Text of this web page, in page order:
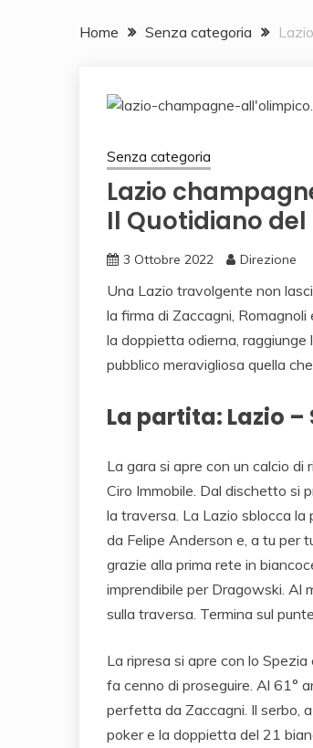
Home Senza categoria
Senza categoria
Lazio
Il Quotidiano del
3 Ottobre 2022 Direzione
Una Lazio travolgente non
la firma di Zaccagni,
la doppietta odierna,
pubblico meravigliosa quella
La partita: Lazio –
La gara si apre con un calcio
Ciro Immobile. Dal dischetto si
la traversa. La Lazio sblocca
da Felipe Anderson e, a tu per
grazie alla prima rete in
imprendibile per Dragowski. Al
sulla traversa. Termina sul
La ripresa si apre con lo Spezia
fa cenno di proseguire. Al 61°
perfetta da Zaccagni. Il serbo,
poker e la doppietta del 21